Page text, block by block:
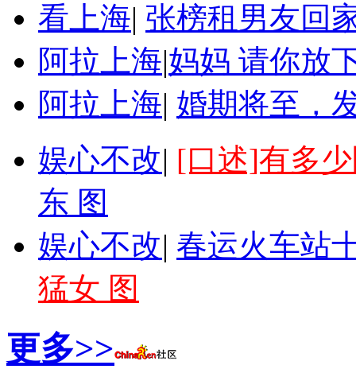
看上海| 张榜租男友回
阿拉上海|妈妈 请你放
阿拉上海| 婚期将至，
娱心不改| [口述]有多
东 图
娱心不改| 春运火车站
猛女 图
更多>>